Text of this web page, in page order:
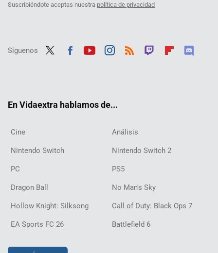
Suscribiéndote aceptas nuestra política de privacidad
Síguenos
En Vidaextra hablamos de...
Cine Análisis
Nintendo Switch Nintendo Switch 2
PC PS5
Dragon Ball No Man's Sky
Hollow Knight: Silksong Call of Duty: Black Ops 7
EA Sports FC 26 Battlefield 6